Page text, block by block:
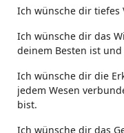
Ich wünsche dir tiefes
Ich wünsche dir das
deinem Besten ist
Ich wünsche dir die
jedem Wesen
bist.
Ich wünsche dir das